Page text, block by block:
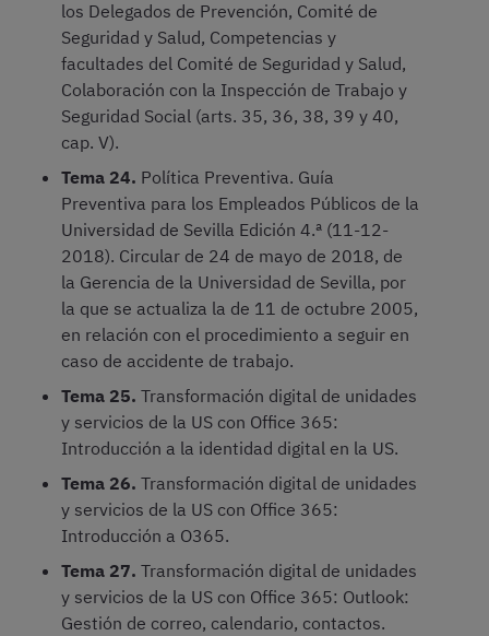
los Delegados de Prevención, Comité de
Seguridad y Salud, Competencias y
facultades del Comité de Seguridad y Salud,
Colaboración con la Inspección de Trabajo y
Seguridad Social (arts. 35, 36, 38, 39 y 40,
cap. V).
Tema 24. Política Preventiva. Guía
Preventiva para los Empleados Públicos de la
Universidad de Sevilla Edición 4.ª (11-12-
2018). Circular de 24 de mayo de 2018, de
la Gerencia de la Universidad de Sevilla, por
la que se actualiza la de 11 de octubre 2005,
en relación con el procedimiento a seguir en
caso de accidente de trabajo.
Tema 25. Transformación digital de unidades
y servicios de la US con Office 365:
Introducción a la identidad digital en la US.
Tema 26. Transformación digital de unidades
y servicios de la US con Office 365:
Introducción a O365.
Tema 27. Transformación digital de unidades
y servicios de la US con Office 365: Outlook:
Gestión de correo, calendario, contactos.